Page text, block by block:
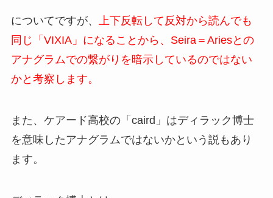
についてですが、 上下反転して反対から読んでも
同じ「VIXIA」になることから、Seira＝Ariesとの
アナグラムでの繋がりを暗示しているのではない
かと考察します。
また、ケアード高校の「caird」はディラック博士
を意味したアナグラムではないかという説もあり
ます。